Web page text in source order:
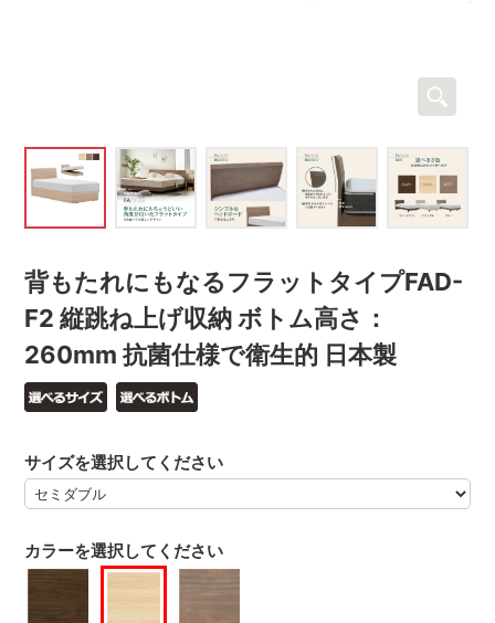
背もたれにもなるフラットタイプFAD-
F2 縦跳ね上げ収納 ボトム高さ：
260mm 抗菌仕様で衛生的 日本製
カラーを選択してください
サイズを選択してください